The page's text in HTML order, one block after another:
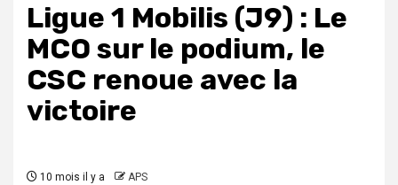
Ligue 1 Mobilis (J9) : Le
MCO sur le podium, le
CSC renoue avec la
victoire
10 mois il y a APS